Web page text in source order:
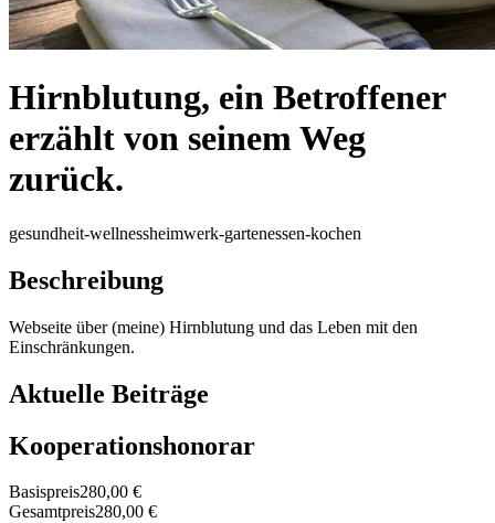
Hirnblutung, ein Betroffener
erzählt von seinem Weg
zurück.
gesundheit-wellnessheimwerk-gartenessen-kochen
Beschreibung
Webseite über (meine) Hirnblutung und das Leben mit den
Einschränkungen.
Aktuelle Beiträge
Kooperationshonorar
Basispreis280,00 €
Gesamtpreis280,00 €